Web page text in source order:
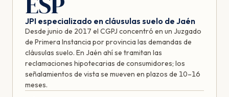
JPI especializado en cláusulas suelo de Jaén
Desde junio de 2017 el CGPJ concentró en un Juzgado
de Primera Instancia por provincia las demandas de
cláusulas suelo. En Jaén ahí se tramitan las
reclamaciones hipotecarias de consumidores; los
señalamientos de vista se mueven en plazos de 10–16
meses.